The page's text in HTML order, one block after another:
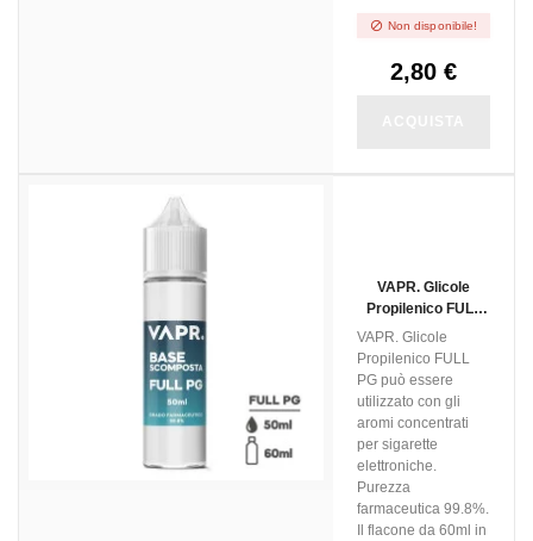
 Non disponibile!
2,80 €
VAPR. Glicole
Propilenico FULL
PG - 50ml In 60ml
VAPR. Glicole
Propilenico FULL
PG può essere
utilizzato con gli
aromi concentrati
per sigarette
elettroniche.
Purezza
farmaceutica 99.8%.
Il flacone da 60ml in